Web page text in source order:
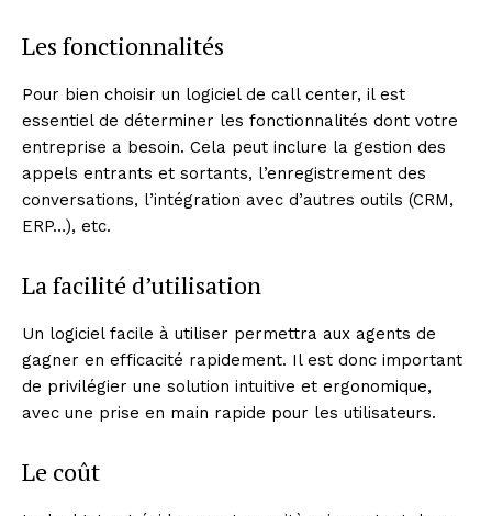
Les fonctionnalités
Pour bien choisir un logiciel de call center, il est
essentiel de déterminer les fonctionnalités dont votre
entreprise a besoin. Cela peut inclure la gestion des
appels entrants et sortants, l’enregistrement des
conversations, l’intégration avec d’autres outils (CRM,
ERP…), etc.
La facilité d’utilisation
Un logiciel facile à utiliser permettra aux agents de
gagner en efficacité rapidement. Il est donc important
de privilégier une solution intuitive et ergonomique,
avec une prise en main rapide pour les utilisateurs.
Le coût